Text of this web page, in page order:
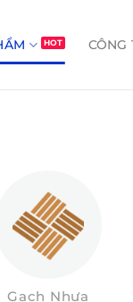
CÔNG
Gạch Nhựa